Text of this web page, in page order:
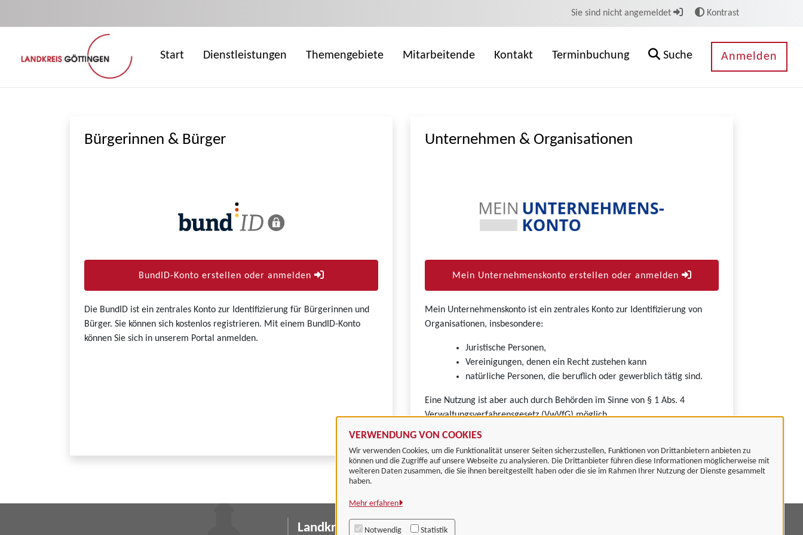
VERWENDUNG VON COOKIES
Wir verwenden Cookies, um die Funktionalität unserer Seiten sicherzustellen, Funktionen von Drittanbietern anbieten zu
können und die Zugriffe auf unsere Webseite zu analysieren. Die Drittanbieter führen diese Informationen möglicherweise mit
weiteren Daten zusammen, die Sie ihnen bereitgestellt haben oder die sie im Rahmen Ihrer Nutzung der Dienste gesammelt
haben.
Mehr erfahren
Notwendig Statistik
Sie sind nicht angemeldet Kontrast
Start Dienstleistungen Themengebiete Mitarbeitende Kontakt Terminbuchung Suche Anmelden
Bürgerinnen & Bürger
BundID-Konto erstellen oder anmelden
Die BundID ist ein zentrales Konto zur Identifizierung für Bürgerinnen und
Bürger. Sie können sich kostenlos registrieren. Mit einem BundID-Konto
können Sie sich in unserem Portal anmelden.
Unternehmen & Organisationen
Mein Unternehmenskonto erstellen oder anmelden
Mein Unternehmenskonto ist ein zentrales Konto zur Identifizierung von
Organisationen, insbesondere:
Juristische Personen,
Vereinigungen, denen ein Recht zustehen kann
natürliche Personen, die beruflich oder gewerblich tätig sind.
Eine Nutzung ist aber auch durch Behörden im Sinne von § 1 Abs. 4
Verwaltungsverfahrensgesetz (VwVfG) möglich.
Landkreis Göttingen